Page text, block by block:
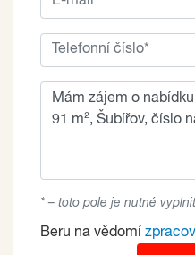
* – toto pole je nutné vyplnit
Beru na vědomí